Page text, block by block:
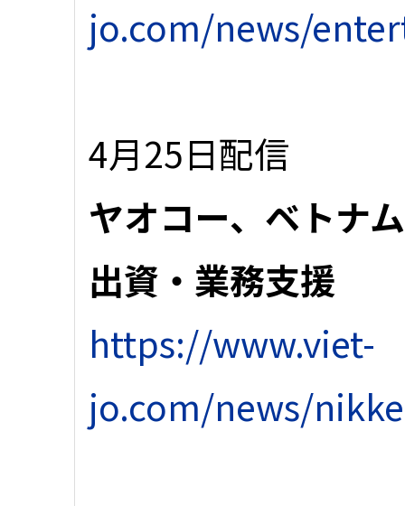
jo.com/news/
4月25日配信
ヤオコー、ベトナ
出資・業務支援
https://www.viet-
jo.com/news/